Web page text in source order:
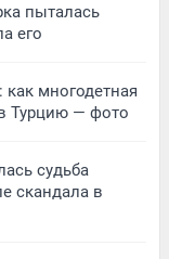
пыталась
его
многодетная
Турцию — фото
судьба
скандала в